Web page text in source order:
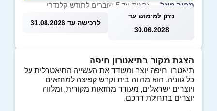
מחיר מוזל — זכאות עד 5 שוברים לחודש קלנדרי
ניתן למימוש עד
30.06.2028
לרכישה עד 31.08.2026
הצגת מקור בתיאטרון חיפה
תיאטרון חיפה יוצר ומעודד את העשייה התיאטרלית על
כל גווניה. הוא מהווה בית וקרש קפיצה למחזאים
ויוצרים ישראלים, מעודד מחזאות מקורית, ומלווה
יוצרים בתחילת דרכם.